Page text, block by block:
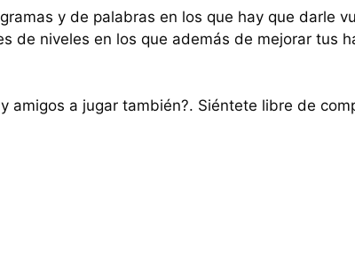
y de palabras en los que hay que darle
de niveles en los que además de mejorar tus
amigos a jugar también?. Siéntete libre de